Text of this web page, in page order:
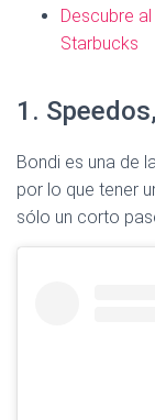
Descubre
Starbucks
1.
Bondi es una de
por lo que tener
sólo un corto